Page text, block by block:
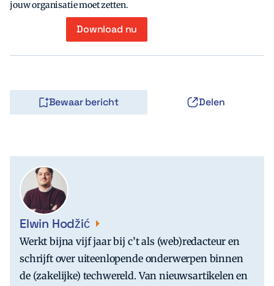
jouw organisatie moet zetten.
Download nu
Bewaar bericht Delen
Elwin Hodžić
Werkt bijna vijf jaar bij c’t als (web)redacteur en
schrijft over uiteenlopende onderwerpen binnen
de (zakelijke) techwereld. Van nieuwsartikelen en